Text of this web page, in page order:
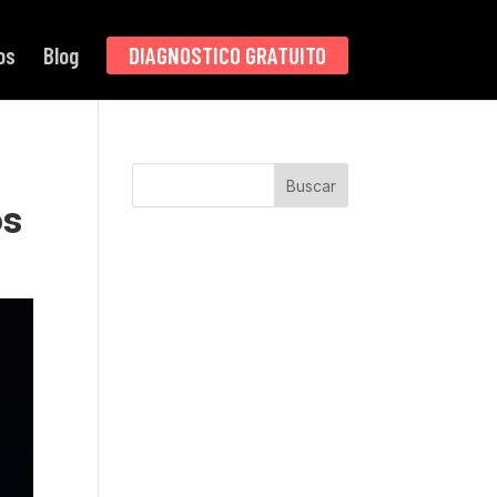
Blog DIAGNOSTICO GRATUITO
Buscar